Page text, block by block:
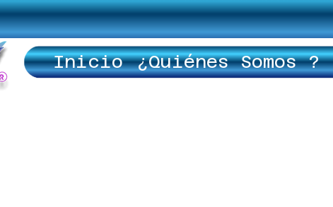
Inicio ¿Quiénes Somos ?